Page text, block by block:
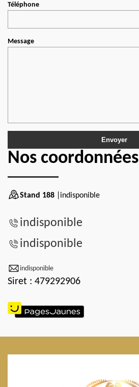
Téléphone
Message
Nos coordonnées
Stand 188 |indisponible
indisponible
indisponible
indisponible
Siret : 479292906